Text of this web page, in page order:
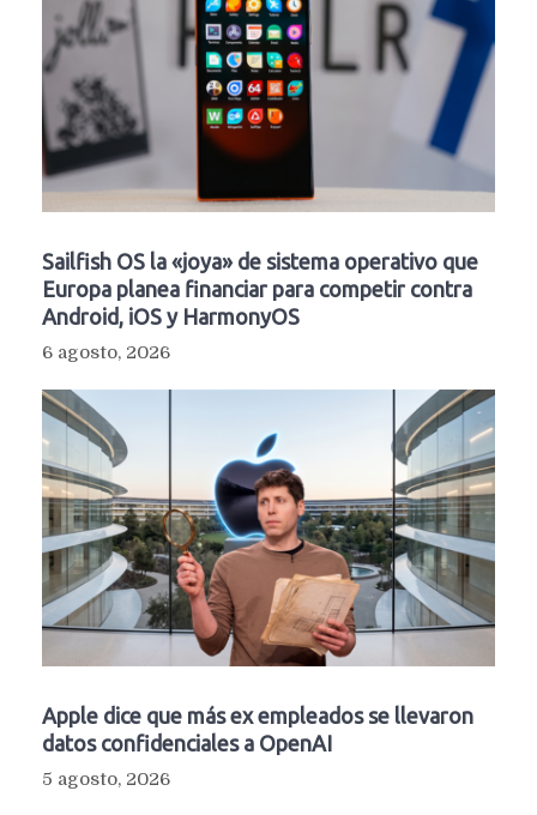
Sailfish OS la «joya» de sistema operativo que
Europa planea financiar para competir contra
Android, iOS y HarmonyOS
6 agosto, 2026
Apple dice que más ex empleados se llevaron
datos confidenciales a OpenAI
5 agosto, 2026